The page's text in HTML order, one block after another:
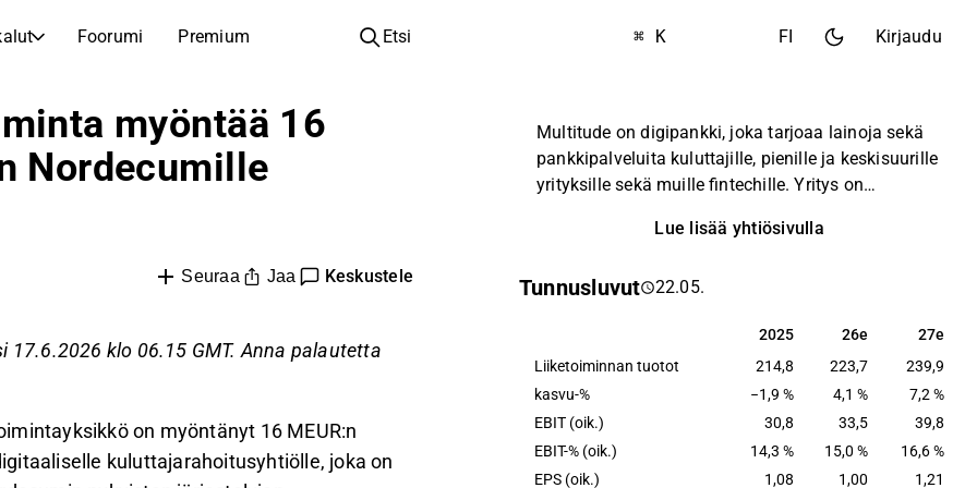
Foorumi Premium
Yhtiöt
Listautumiset
Yhtiökokouskutsut
Analyysikoulu
Salkunhaltijat
Etsi ⌘ K FI Kirjaudu
myöntää 16
Nordecumille
Seuraa Jaa Keskustele
klo 06.15 GMT. Anna palautetta
on myöntänyt 16 MEUR:n
kuluttajarahoitusyhtiölle, joka on
Multitude on digipankki, joka tarjoaa lainoja sekä
pankkipalveluita kuluttajille, pienille ja keskisuurille
yrityksille sekä muille fintechille. Yritys on
hetkellä 17 maassa. Yhtiöllä on kolme
(Ferratum), SME Banking (CapitalBox) ja Wholesale
Lue lisää yhtiösivulla
Tunnusluvut 22.05.
2025 26e 27e
2025 26e
27e
Liiketoiminnan tuotot
214,8 223,7
239,9
kasvu-%
−1,9 % 4,1 %
7,2 %
EBIT (oik.)
30,8 33,5
39,8
EBIT-% (oik.)
14,3 % 15,0 %
16,6 %
EPS (oik.)
1,08 1,00
1,21